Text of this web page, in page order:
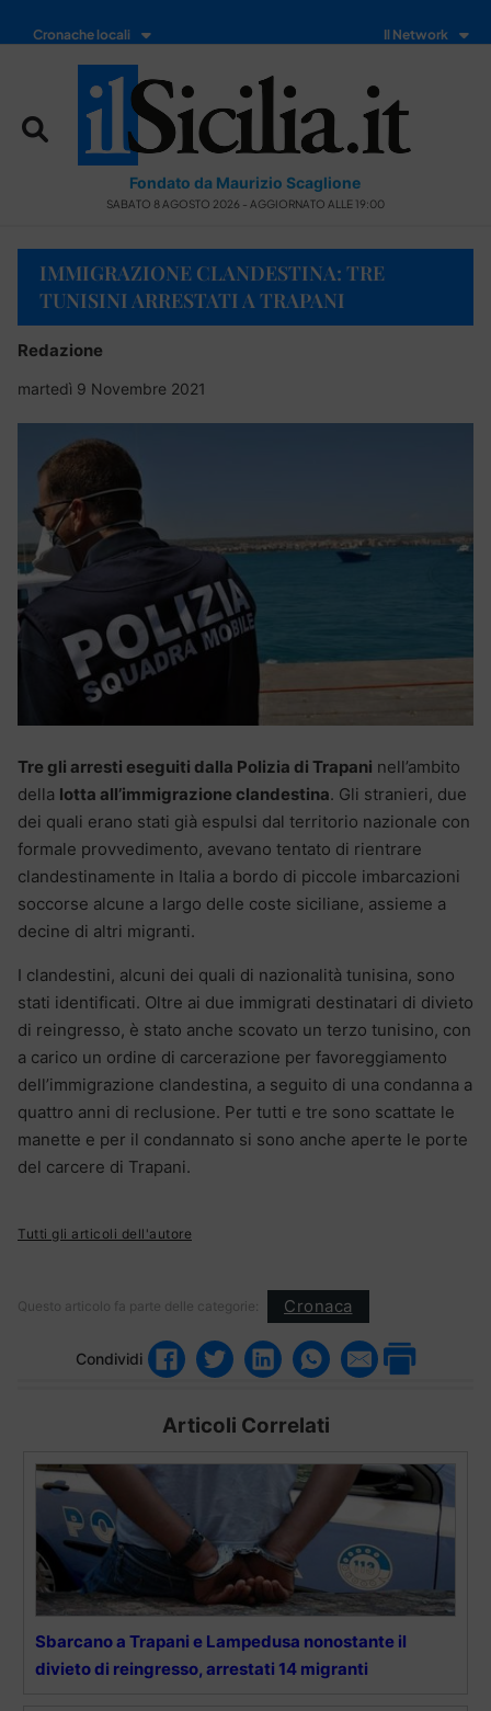
Cronache locali Il Network
Fondato da Maurizio Scaglione
SABATO 8 AGOSTO 2026 - AGGIORNATO ALLE 19:00
IMMIGRAZIONE CLANDESTINA: TRE
TUNISINI ARRESTATI A TRAPANI
Redazione
martedì 9 Novembre 2021
Tre gli arresti eseguiti dalla Polizia di Trapani nell’ambito
della lotta all’immigrazione clandestina. Gli stranieri, due
dei quali erano stati già espulsi dal territorio nazionale con
formale provvedimento, avevano tentato di rientrare
clandestinamente in Italia a bordo di piccole imbarcazioni
soccorse alcune a largo delle coste siciliane, assieme a
decine di altri migranti.
I clandestini, alcuni dei quali di nazionalità tunisina, sono
stati identificati. Oltre ai due immigrati destinatari di divieto
di reingresso, è stato anche scovato un terzo tunisino, con
a carico un ordine di carcerazione per favoreggiamento
dell’immigrazione clandestina, a seguito di una condanna a
quattro anni di reclusione. Per tutti e tre sono scattate le
manette e per il condannato si sono anche aperte le porte
del carcere di Trapani.
Tutti gli articoli dell'autore
Questo articolo fa parte delle categorie: Cronaca
Condividi
Articoli Correlati
Sbarcano a Trapani e Lampedusa nonostante il
divieto di reingresso, arrestati 14 migranti